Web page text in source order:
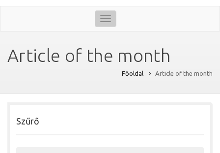
Toggle
navigation
Article of the month
Főoldal Article of the month
Szűrő